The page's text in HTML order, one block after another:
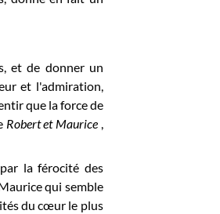
et de donner un
et l'admiration,
que la force de
Robert et Maurice ,
la férocité des
qui semble
du cœur le plus